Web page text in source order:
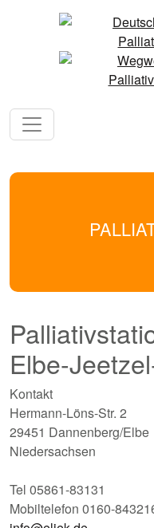
Elbe-
Kontakt
Hermann-Löns-Str. 2
29451 Dannenberg/Elbe
Niedersachsen
Tel 05861-83131
Mobiltelefon 0160-